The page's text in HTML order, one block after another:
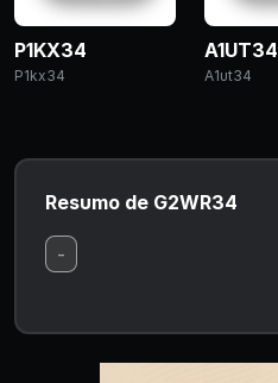
P1KX34
P1kx34
A1UT34
A1ut34
Resumo de G2WR34
-